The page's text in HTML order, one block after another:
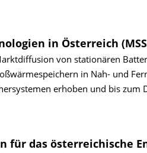
in Österreich
von stationären
in Nah- und
erhoben und bis zum
für das österreichische